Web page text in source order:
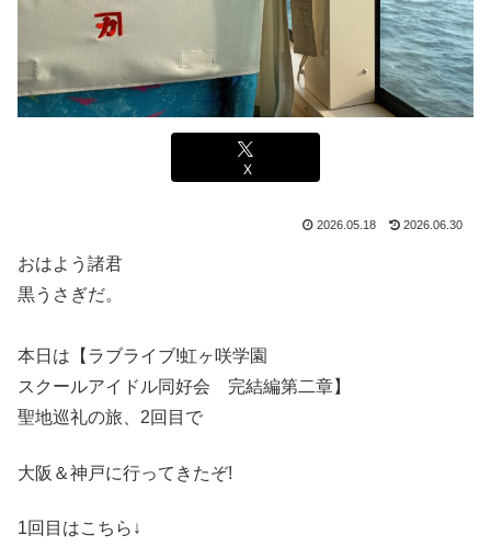
X
2026.05.18 2026.06.30
おはよう諸君
黒うさぎだ。
本日は【ラブライブ!虹ヶ咲学園
スクールアイドル同好会 完結編第二章】
聖地巡礼の旅、2回目で
大阪＆神戸に行ってきたぞ!
1回目はこちら↓